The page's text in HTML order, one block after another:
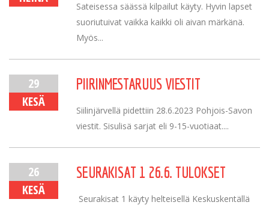
Sateisessa säässä kilpailut käyty. Hyvin lapset
suoriutuivat vaikka kaikki oli aivan märkänä.
Myös...
29
KESÄ
PIIRINMESTARUUS VIESTIT
Siilinjärvellä pidettiin 28.6.2023 Pohjois-Savon
viestit. Sisulisä sarjat eli 9-15-vuotiaat....
26
KESÄ
SEURAKISAT 1 26.6. TULOKSET
Seurakisat 1 käyty helteisellä Keskuskentällä